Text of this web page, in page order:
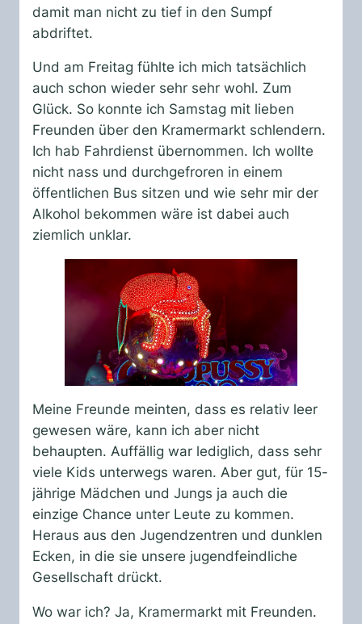
damit man nicht zu tief in den Sumpf
abdriftet.
Und am Freitag fühlte ich mich tatsächlich
auch schon wieder sehr sehr wohl. Zum
Glück. So konnte ich Samstag mit lieben
Freunden über den Kramermarkt schlendern.
Ich hab Fahrdienst übernommen. Ich wollte
nicht nass und durchgefroren in einem
öffentlichen Bus sitzen und wie sehr mir der
Alkohol bekommen wäre ist dabei auch
ziemlich unklar.
Meine Freunde meinten, dass es relativ leer
gewesen wäre, kann ich aber nicht
behaupten. Auffällig war lediglich, dass sehr
viele Kids unterwegs waren. Aber gut, für 15-
jährige Mädchen und Jungs ja auch die
einzige Chance unter Leute zu kommen.
Heraus aus den Jugendzentren und dunklen
Ecken, in die sie unsere jugendfeindliche
Gesellschaft drückt.
Wo war ich? Ja, Kramermarkt mit Freunden.